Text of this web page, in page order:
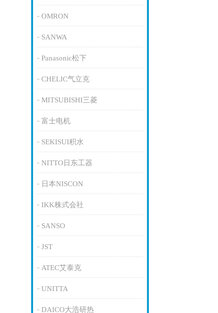
OMRON
SANWA
Panasonic松下
CHELIC气立克
MITSUBISHI三菱
富士电机
SEKISUI积水
NITTO日东工器
日本NISCON
IKK株式会社
SANSO
JST
ATEC艾泰克
UNITTA
DAICO大浩研热